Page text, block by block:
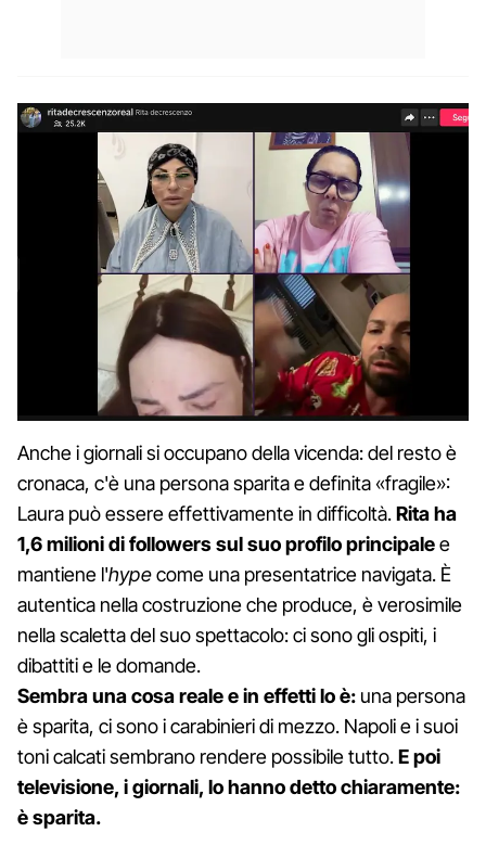
Anche i giornali si occupano della vicenda: del resto è
cronaca, c'è una persona sparita e definita «fragile»:
Laura può essere effettivamente in difficoltà.Rita ha
1,6 milioni di followers sul suo profilo principalee
mantiene l'hypecome una presentatrice navigata. È
autentica nella costruzione che produce, è verosimile
nella scaletta del suo spettacolo: ci sono gli ospiti, i
dibattiti e le domande.
Sembra una cosa reale e in effetti lo è: una persona
è sparita, ci sono i carabinieri di mezzo. Napoli e i suoi
toni calcati sembrano rendere possibile tutto.E poi
televisione, i giornali, lo hanno detto chiaramente:
è sparita.